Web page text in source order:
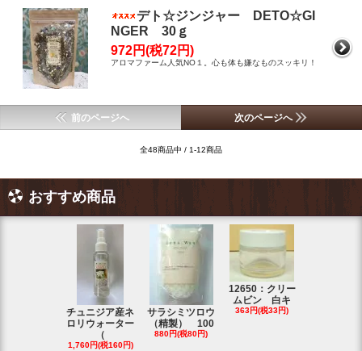
デト☆ジンジャー DETO☆GI
NGER 30ｇ
972円(税72円)
アロマファーム人気NO１。心も体も嫌なものスッキリ！
前のページへ 次のページへ
全48商品中 / 1-12商品
おすすめ商品
チュニジア産ネ
ロリウォーター
（
1,760円(税160円)
サラシミツロウ
（精製） 100
880円(税80円)
12650：クリー
ムビン 白キ
363円(税33円)